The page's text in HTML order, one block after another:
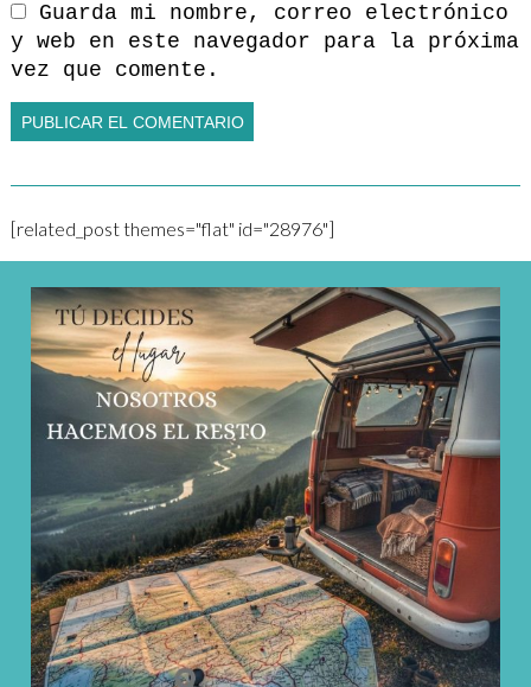
Guarda mi nombre, correo electrónico
y web en este navegador para la próxima
vez que comente.
[related_post themes="flat" id="28976"]